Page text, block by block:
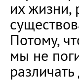
их жизни,
Потому,
мы не